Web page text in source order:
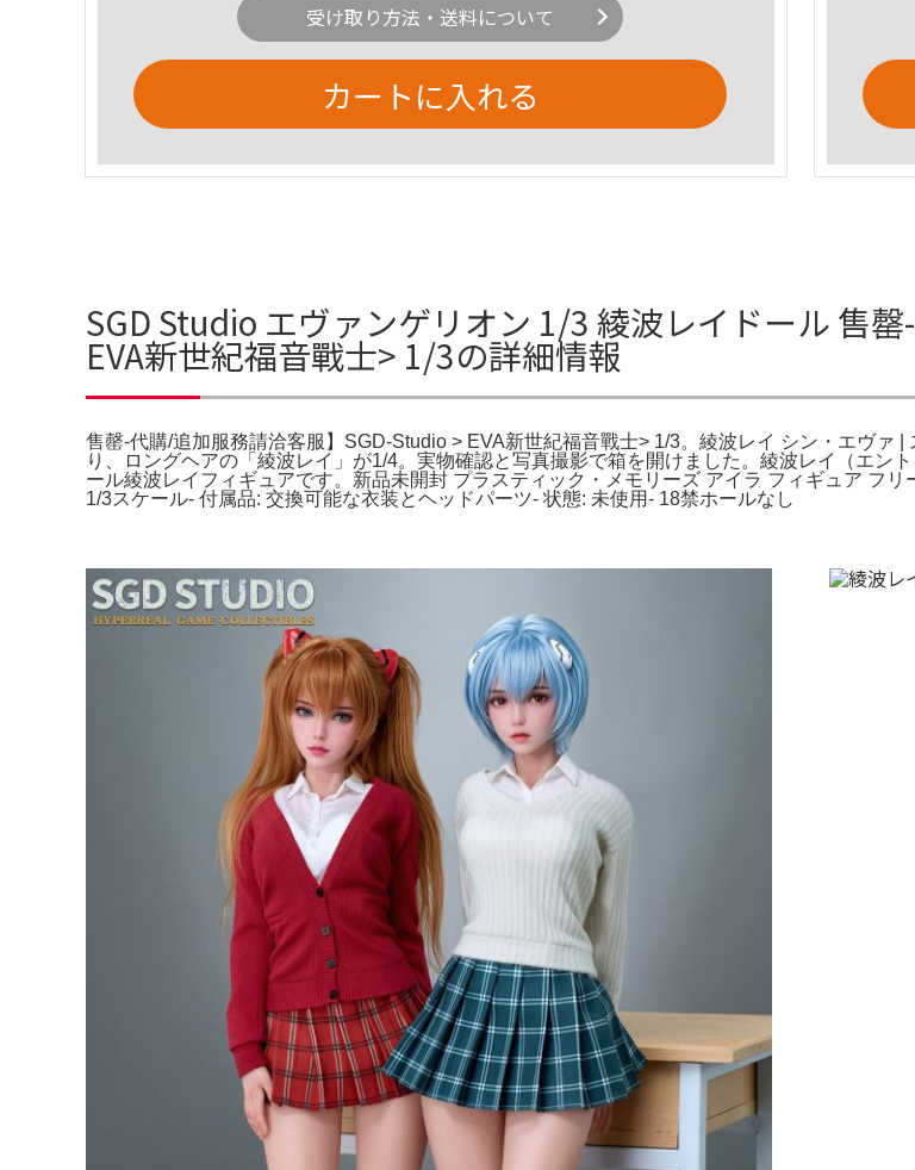
受け取り方法・送料について
カートに入れる
SGD Studio エヴァンゲリオン 1/3 綾波レイドール 售
EVA新世紀福音戰士> 1/3の詳細情報
售罄-代購/追加服務請洽客服】SGD-Studio > EVA新世紀福音戰士> 1/3。綾波レイ シン・エヴァ
り、ロングヘアの「綾波レイ」が1/4。実物確認と写真撮影で箱を開けました。綾波レイ（エン
ール綾波レイフィギュアです。新品未開封 プラスティック・メモリーズ アイラ フィギュア フ
1/3スケール- 付属品: 交換可能な衣装とヘッドパーツ- 状態: 未使用- 18禁ホールなし